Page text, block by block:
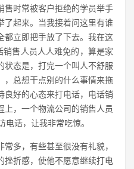
售时常被客户拒绝的学员举手
了起来。当我接着问这里有谁
都立即把手放了下去。我在这
销售人员人人难免的，算是家
状态是，打完一个叫人不舒服
，总想干点别的什么事情来拖
良好的心态来打电话，电话销
上，一个物流公司的销售人员
话，让我非常吃惊。
多，有些甚至很没有礼貌，
挫折感，使他不愿意继续打电